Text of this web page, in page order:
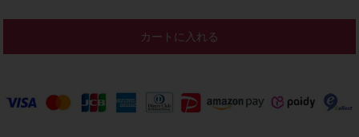
カートに入れる